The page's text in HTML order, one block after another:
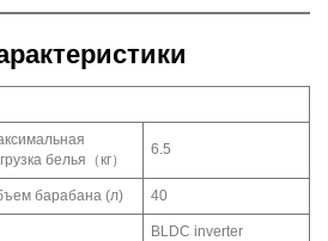
белья（кг）
6.5
барабана (л) 40
BLDC inverter